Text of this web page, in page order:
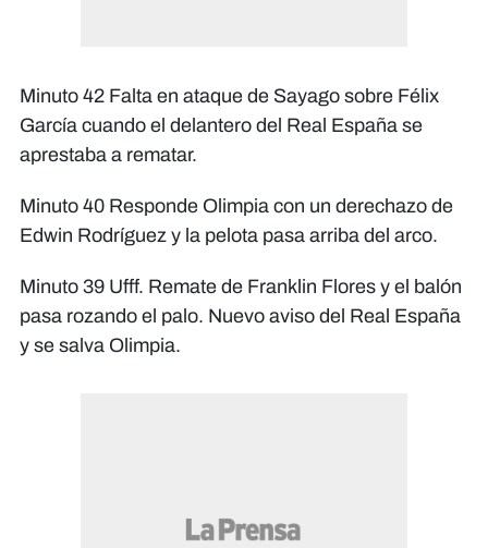
Minuto 42 Falta en ataque de Sayago sobre Félix
García cuando el delantero del Real España se
aprestaba a rematar.
Minuto 40 Responde Olimpia con un derechazo de
Edwin Rodríguez y la pelota pasa arriba del arco.
Minuto 39 Ufff. Remate de Franklin Flores y el balón
pasa rozando el palo. Nuevo aviso del Real España
y se salva Olimpia.